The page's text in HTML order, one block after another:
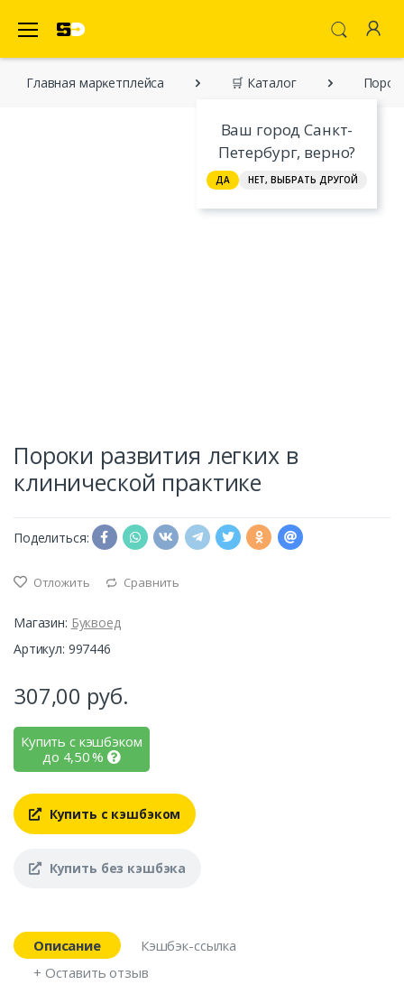
Ваш город Санкт-
Петербург, верно?
ДА НЕТ, ВЫБРАТЬ ДРУГОЙ
Главная марĸетплейса 🛒 Каталог
Пороки развития легких в
клинической практике
Поделиться:
Отложить Сравнить
Магазин: Буквоед
Артикул: 997446
307,00 руб.
Купить с кэшбэком
до 4,50%
Купить с кэшбэком
Купить без кэшбэка
Описание
Кэшбэк-ссылка
+ Оставить отзыв